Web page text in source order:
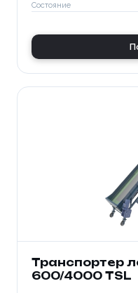
Состояние
Транспортер
600/4000 TSL